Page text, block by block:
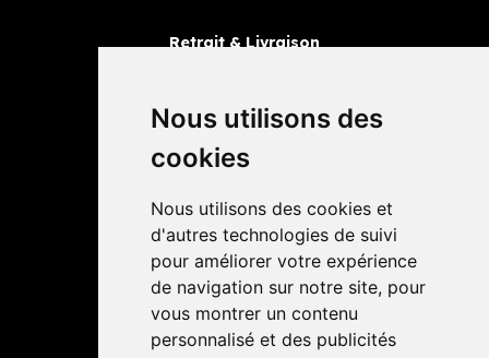
Nous utilisons des
cookies
Nous utilisons des cookies et
d'autres technologies de suivi
pour améliorer votre expérience
de navigation sur notre site, pour
vous montrer un contenu
personnalisé et des publicités
Retrait & Livraison
Livraisons
4,4 / 5 65 avis